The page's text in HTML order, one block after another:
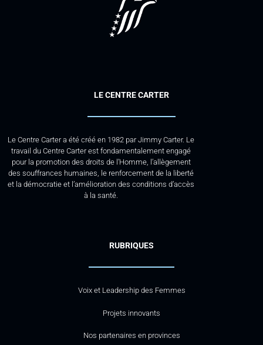
LE CENTRE CARTER
Le Centre Carter a été créé en 1982 par Jimmy Carter. Le
travail du Centre Carter est fondamentalement engagé
pour la promotion des droits de l’Homme, l’allègement
des souffrances humaines, le renforcement de la liberté
et la démocratie et l’amélioration des conditions d’accès
à la santé.
RUBRIQUES
Voix et Leadership des Femmes
Projets innovants
Nos partenaires en provinces